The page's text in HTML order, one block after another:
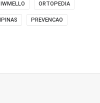
IWMELLO ORTOPEDIA
PREVENCAO